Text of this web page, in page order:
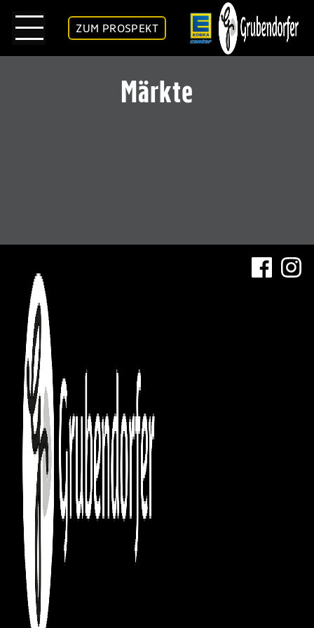
ZUM PROSPEKT
Märkte